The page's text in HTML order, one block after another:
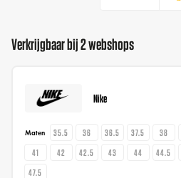
Verkrijgbaar bij 2 webshops
Nike
Maten 35.5 36 36.5 37.5 38
41
42 42.5 43 44 44.5
47.5